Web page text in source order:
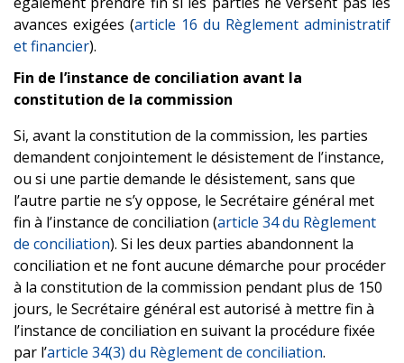
avances exigées (article 16 du Règlement administratif
et financier).
Fin de l’instance de conciliation avant la
constitution de la commission
Si, avant la constitution de la commission, les parties
demandent conjointement le désistement de l’instance,
ou si une partie demande le désistement, sans que
l’autre partie ne s’y oppose, le Secrétaire général met
fin à l’instance de conciliation (article 34 du Règlement
de conciliation). Si les deux parties abandonnent la
conciliation et ne font aucune démarche pour procéder
à la constitution de la commission pendant plus de 150
jours, le Secrétaire général est autorisé à mettre fin à
l’instance de conciliation en suivant la procédure fixée
par l’article 34(3) du Règlement de conciliation.